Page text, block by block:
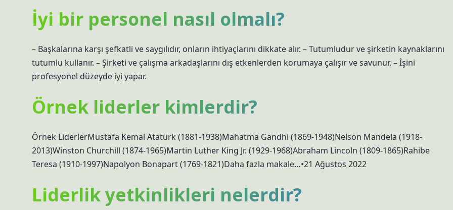
İyi bir personel nasıl olmalı?
– Başkalarına karşı şefkatli ve saygılıdır, onların ihtiyaçlarını dikkate alır. – Tutumludur ve şirketin kaynaklarını
tutumlu kullanır. – Şirketi ve çalışma arkadaşlarını dış etkenlerden korumaya çalışır ve savunur. – İşini
profesyonel düzeyde iyi yapar.
Örnek liderler kimlerdir?
Örnek LiderlerMustafa Kemal Atatürk (1881-1938)Mahatma Gandhi (1869-1948)Nelson Mandela (1918-
2013)Winston Churchill (1874-1965)Martin Luther King Jr. (1929-1968)Abraham Lincoln (1809-1865)Rahibe
Teresa (1910-1997)Napolyon Bonapart (1769-1821)Daha fazla makale…•21 Ağustos 2022
Liderlik yetkinlikleri nelerdir?